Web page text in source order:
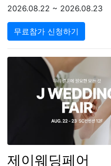
2026.08.22 ~ 2026.08.23
무료참가 신청하기
제이웨딩페어